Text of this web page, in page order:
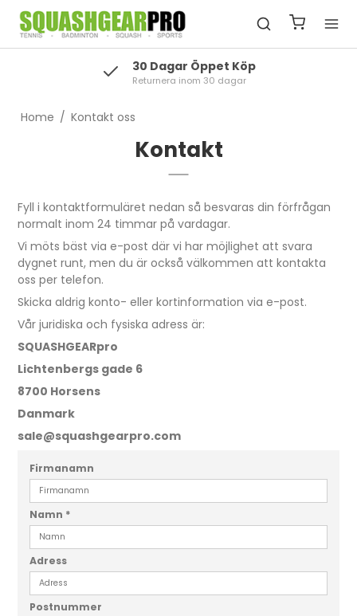
30 Dagar Öppet Köp
Returnera inom 30 dagar
Home / Kontakt oss
Kontakt
Fyll i kontaktformuläret nedan så besvaras din förfrågan
normalt inom 24 timmar på vardagar.
Vi möts bäst via e-post där vi har möjlighet att svara
dygnet runt, men du är också välkommen att kontakta
oss per telefon.
Skicka aldrig konto- eller kortinformation via e-post.
Vår juridiska och fysiska adress är:
SQUASHGEARpro
Lichtenbergs gade 6
8700 Horsens
Danmark
sale@squashgearpro.com
Firmanamn
Namn *
Adress
Postnummer